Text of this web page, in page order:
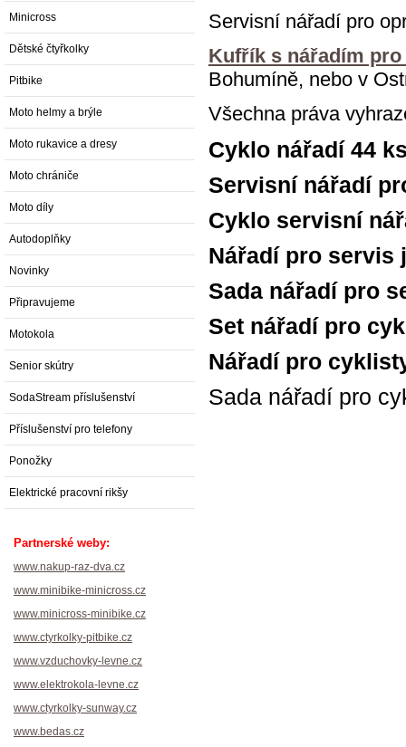
Minicross
Dětské čtyřkolky
Pitbike
Moto helmy a brýle
Moto rukavice a dresy
Moto chrániče
Moto díly
Autodoplňky
Novinky
Připravujeme
Motokola
Senior skútry
SodaStream příslušenství
Příslušenství pro telefony
Ponožky
Elektrické pracovní rikšy
Partnerské weby:
www.nakup-raz-dva.cz
www.minibike-minicross.cz
www.minicross-minibike.cz
www.ctyrkolky-pitbike.cz
www.vzduchovky-levne.cz
www.elektrokola-levne.cz
www.ctyrkolky-sunway.cz
www.bedas.cz
Servisní nářadí pro
Kufřík s nářadím
Bohumíně, nebo v
Všechna práva
Cyklo nářadí 44
Servisní nářadí
Cyklo servisní
Nářadí pro servis
Sada nářadí pro
Set nářadí pro
Nářadí pro
Sada nářadí pro